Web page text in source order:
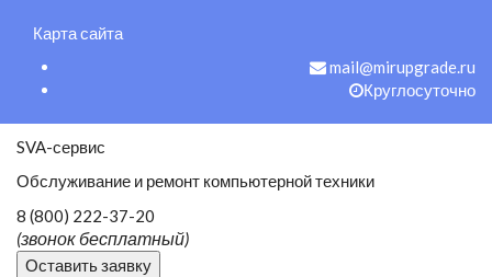
Карта сайта
mail@mirupgrade.ru
Круглосуточно
SVA-сервис
Обслуживание и ремонт компьютерной техники
8 (800) 222-37-20
(звонок бесплатный)
Оставить заявку